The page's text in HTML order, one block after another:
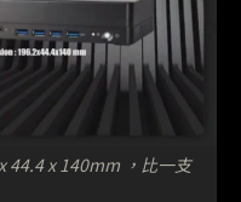
44.4 x 140mm ，比一支